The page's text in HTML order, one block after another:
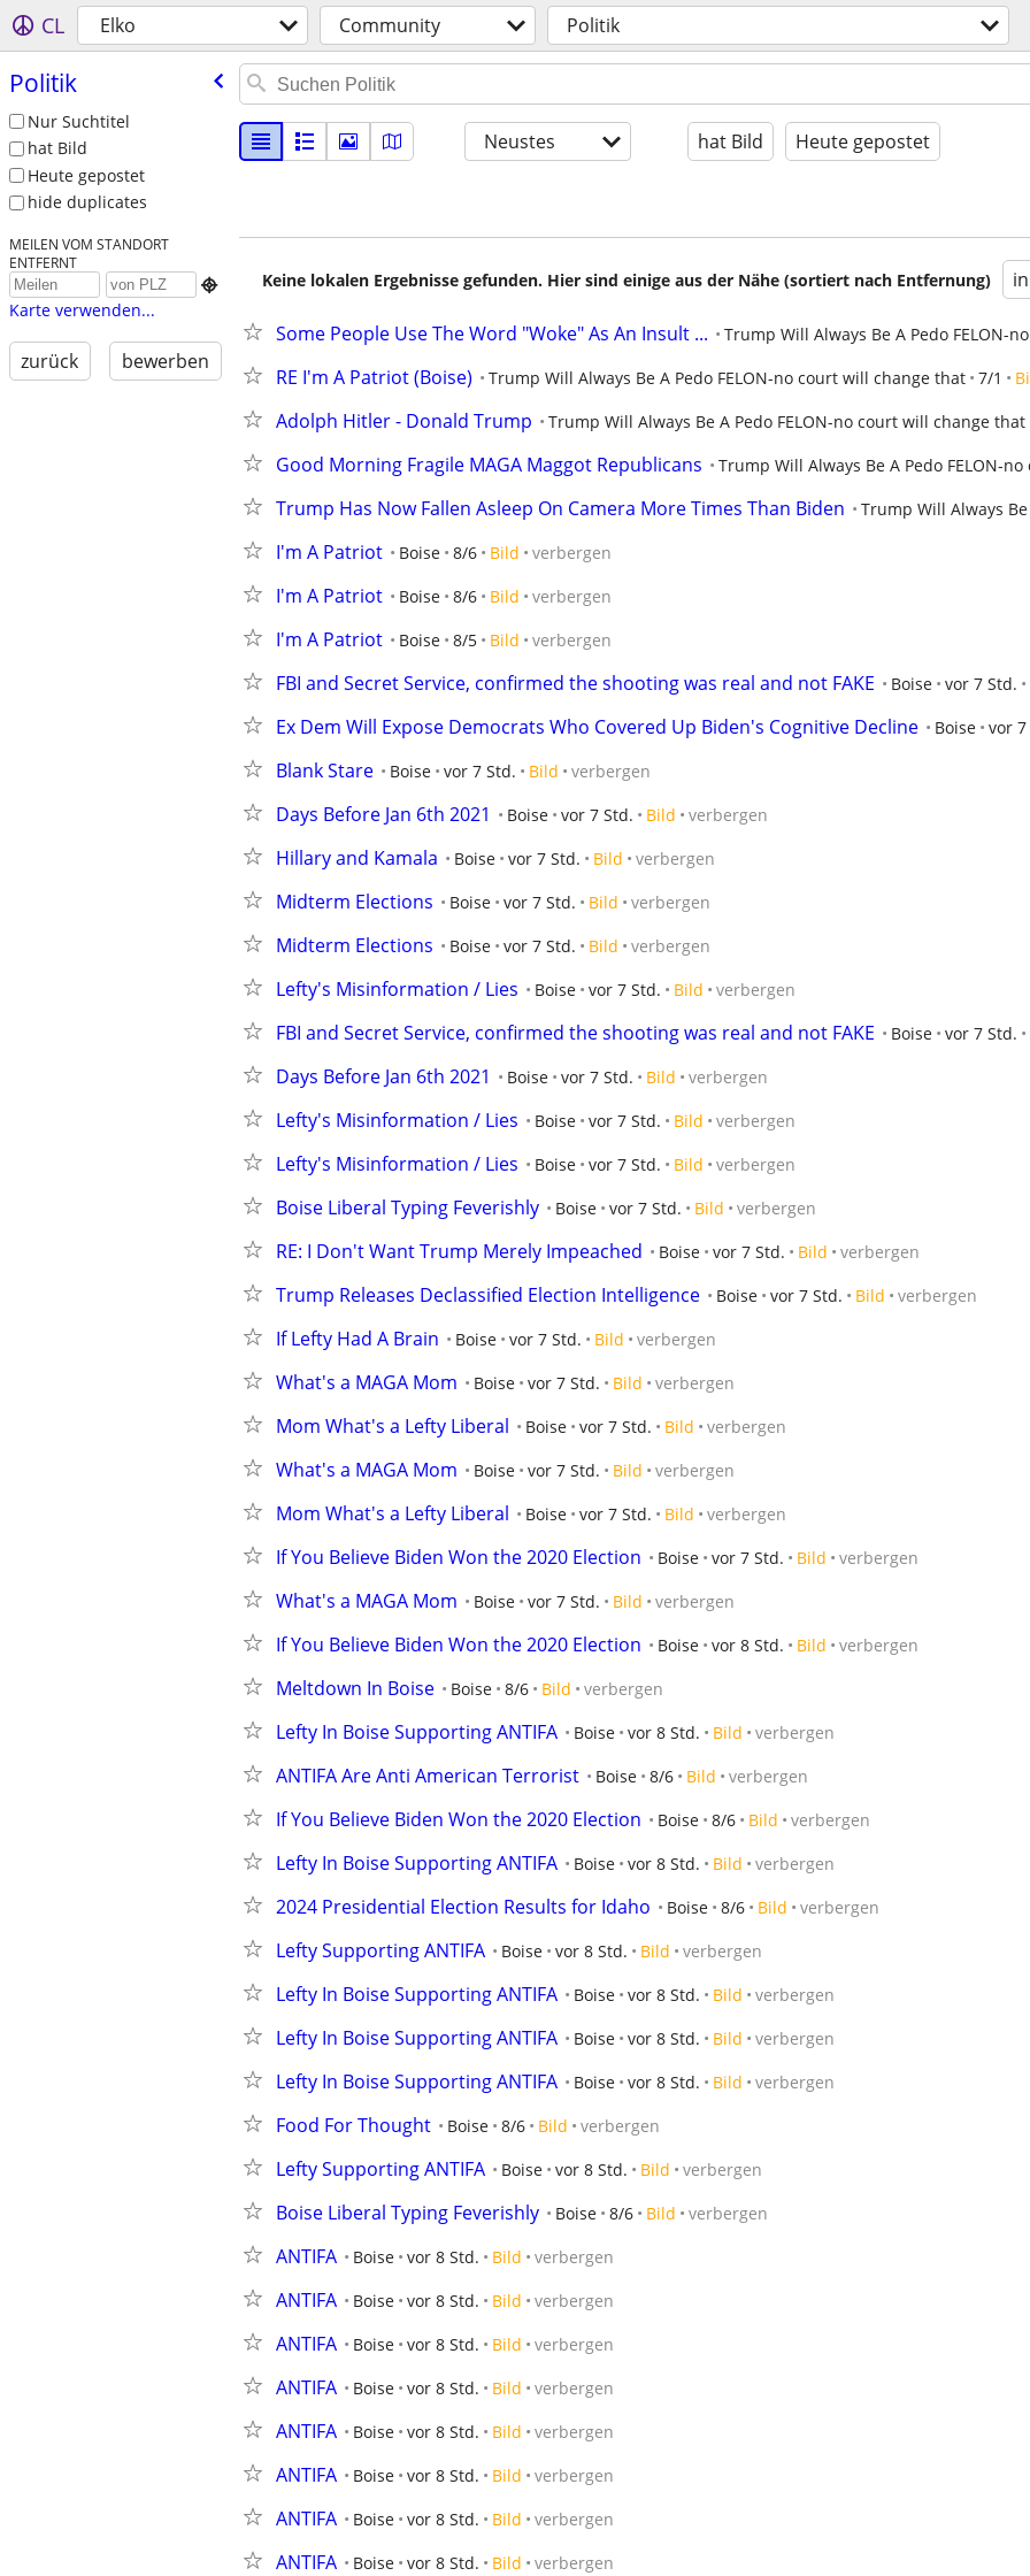
CL Elko Community Politik
Politik
Nur Suchtitel
hat Bild
Heute gepostet
hide duplicates
MEILEN VOM STANDORT
ENTFERNT

Karte verwenden...
zurück bewerben
Neustes hat Bild Heute gepostet
Keine lokalen Ergebnisse gefunden. Hier sind einige aus der Nähe (sortiert nach Entfernung)
Some People Use The Word "Woke" As An Insult ... Trump Will Always Be A Pedo FELON-
RE I'm A Patriot (Boise) Trump Will Always Be A Pedo FELON-no court will change that 7/1
Adolph Hitler - Donald Trump Trump Will Always Be A Pedo FELON-no court will change that
Good Morning Fragile MAGA Maggot Republicans Trump Will Always Be A Pedo FELON-
Trump Has Now Fallen Asleep On Camera More Times Than Biden Trump Will Always
I'm A Patriot Boise 8/6 Bild verbergen
I'm A Patriot Boise 8/6 Bild verbergen
I'm A Patriot Boise 8/5 Bild verbergen
FBI and Secret Service, confirmed the shooting was real and not FAKE Boise vor 7 Std.
Ex Dem Will Expose Democrats Who Covered Up Biden's Cognitive Decline Boise vor 7
Blank Stare Boise vor 7 Std. Bild verbergen
Days Before Jan 6th 2021 Boise vor 7 Std. Bild verbergen
Hillary and Kamala Boise vor 7 Std. Bild verbergen
Midterm Elections Boise vor 7 Std. Bild verbergen
Midterm Elections Boise vor 7 Std. Bild verbergen
Lefty's Misinformation / Lies Boise vor 7 Std. Bild verbergen
FBI and Secret Service, confirmed the shooting was real and not FAKE Boise vor 7 Std.
Days Before Jan 6th 2021 Boise vor 7 Std. Bild verbergen
Lefty's Misinformation / Lies Boise vor 7 Std. Bild verbergen
Lefty's Misinformation / Lies Boise vor 7 Std. Bild verbergen
Boise Liberal Typing Feverishly Boise vor 7 Std. Bild verbergen
RE: I Don't Want Trump Merely Impeached Boise vor 7 Std. Bild verbergen
Trump Releases Declassified Election Intelligence Boise vor 7 Std. Bild verbergen
If Lefty Had A Brain Boise vor 7 Std. Bild verbergen
What's a MAGA Mom Boise vor 7 Std. Bild verbergen
Mom What's a Lefty Liberal Boise vor 7 Std. Bild verbergen
What's a MAGA Mom Boise vor 7 Std. Bild verbergen
Mom What's a Lefty Liberal Boise vor 7 Std. Bild verbergen
If You Believe Biden Won the 2020 Election Boise vor 7 Std. Bild verbergen
What's a MAGA Mom Boise vor 7 Std. Bild verbergen
If You Believe Biden Won the 2020 Election Boise vor 8 Std. Bild verbergen
Meltdown In Boise Boise 8/6 Bild verbergen
Lefty In Boise Supporting ANTIFA Boise vor 8 Std. Bild verbergen
ANTIFA Are Anti American Terrorist Boise 8/6 Bild verbergen
If You Believe Biden Won the 2020 Election Boise 8/6 Bild verbergen
Lefty In Boise Supporting ANTIFA Boise vor 8 Std. Bild verbergen
2024 Presidential Election Results for Idaho Boise 8/6 Bild verbergen
Lefty Supporting ANTIFA Boise vor 8 Std. Bild verbergen
Lefty In Boise Supporting ANTIFA Boise vor 8 Std. Bild verbergen
Lefty In Boise Supporting ANTIFA Boise vor 8 Std. Bild verbergen
Lefty In Boise Supporting ANTIFA Boise vor 8 Std. Bild verbergen
Food For Thought Boise 8/6 Bild verbergen
Lefty Supporting ANTIFA Boise vor 8 Std. Bild verbergen
Boise Liberal Typing Feverishly Boise 8/6 Bild verbergen
ANTIFA Boise vor 8 Std. Bild verbergen
ANTIFA Boise vor 8 Std. Bild verbergen
ANTIFA Boise vor 8 Std. Bild verbergen
ANTIFA Boise vor 8 Std. Bild verbergen
ANTIFA Boise vor 8 Std. Bild verbergen
ANTIFA Boise vor 8 Std. Bild verbergen
ANTIFA Boise vor 8 Std. Bild verbergen
ANTIFA Boise vor 8 Std. Bild verbergen